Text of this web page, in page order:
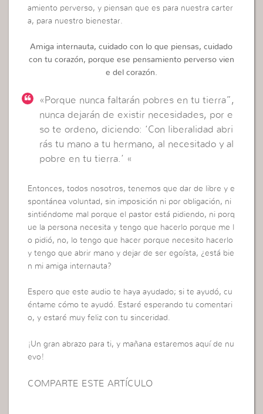
amiento perverso, y piensan que es para nuestra carter
a, para nuestro bienestar.
Amiga internauta, cuidado con lo que piensas, cuidado
con tu corazón, porque ese pensamiento perverso vien
e del corazón.
«Porque nunca faltarán pobres en tu tierra”,
nunca dejarán de existir necesidades, por e
so te ordeno, diciendo: ‘Con liberalidad abri
rás tu mano a tu hermano, al necesitado y al
pobre en tu tierra.’ «
Entonces, todos nosotros, tenemos que dar de libre y e
spontánea voluntad, sin imposición ni por obligación, ni
sintiéndome mal porque el pastor está pidiendo, ni porq
ue la persona necesita y tengo que hacerlo porque me l
o pidió, no, lo tengo que hacer porque necesito hacerlo
y tengo que abrir mano y dejar de ser egoísta, ¿está bie
n mi amiga internauta?
Espero que este audio te haya ayudado; si te ayudó, cu
éntame cómo te ayudó. Estaré esperando tu comentari
o, y estaré muy feliz con tu sinceridad.
¡Un gran abrazo para ti, y mañana estaremos aquí de nu
evo!
COMPARTE ESTE ARTÍCULO